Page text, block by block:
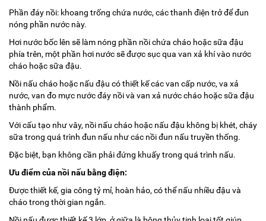
Phần đáy nồi: khoang trống chứa nước, các thanh điện trở để đun
nóng phần nước này.
Hơi nước bốc lên sẽ làm nóng phần nồi chứa cháo hoặc sữa đậu
phía trên, một phần hơi nước sẽ được sục qua van xả khí vào nước
cháo hoặc sữa đậu.
Nồi nấu cháo hoặc nấu đậu có thiết kế các van cấp nước, va xả
nước, van đo mực nước đáy nồi và van xả nước cháo hoặc sữa đậu
thành phẩm.
Với cấu tạo như vây, nồi nấu cháo hoặc nấu đậu không bị khét, cháy
sữa trong quá trình đun nấu như các nồi đun nấu truyền thống.
Đặc biệt, bạn không cần phải đứng khuấy trong quá trình nấu.
Ưu điểm của nồi nấu bằng điện:
Được thiết kế, gia công tỷ mỉ, hoàn hảo, có thể nấu nhiều đậu và
cháo trong thời gian ngắn.